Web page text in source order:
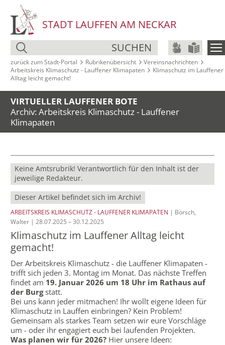
STADT LAUFFEN AM NECKAR
SUCHEN
zurück zum Stadt‑Portal Rubrikenübersicht
Vereinsnachrichten
Arbeitskreis Klimaschutz - Lauffener Klimapaten
Klimaschutz im Lauffener
Alltag leicht gemacht!
VIRTUELLER LAUFFENER BOTE
Archiv: Arbeitskreis Klimaschutz - Lauffener
Klimapaten
Keine Amtsrubrik! Verantwortlich für den Inhalt ist der
jeweilige Redakteur.
Dieser Artikel befindet sich im Archiv!
ARBEITSKREIS KLIMASCHUTZ - LAUFFENER KLIMAPATEN | Börsch,
Walter | 28.07.2025 – 30.12.2025
Klimaschutz im Lauffener Alltag leicht
gemacht!
Der Arbeitskreis Klimaschutz - die Lauffener Klimapaten -
trifft sich jeden 3. Montag im Monat. Das nächste Treffen
findet am 19. Januar 2026 um 18 Uhr im Rathaus auf
der Burgstatt.
Bei uns kann jeder mitmachen! Ihr wollt eigene Ideen für
Klimaschutz in Lauffen einbringen? Kein Problem!
Gemeinsam als starkes Team setzen wir eure Vorschläge
um - oder ihr engagiert euch bei laufenden Projekten.
Was planen wir für 2026? Hier unsere Ideen: